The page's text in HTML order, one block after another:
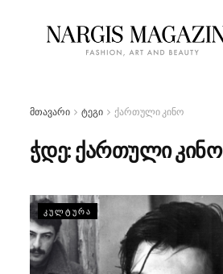
მთავარი ტეგი ქართული კინო
ჭდე:ქართული კინო
ᲙᲣᲚᲢᲣᲠᲐ